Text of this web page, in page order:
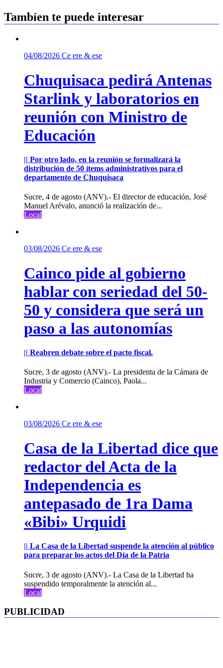
Tambíen te puede interesar
04/08/2026 Ce ere & ese
Chuquisaca pedirá Antenas
Starlink y laboratorios en
reunión con Ministro de
Educación
|| Por otro lado, en la reunión se formalizará la
distribución de 50 ítems administrativos para el
departamento de Chuquisaca
Sucre, 4 de agosto (ANV).- El director de educación, José
Manuel Arévalo, anunció la realización de...
Local
03/08/2026 Ce ere & ese
Cainco pide al gobierno
hablar con seriedad del 50-
50 y considera que será un
paso a las autonomías
|| Reabren debate sobre el pacto fiscal.
Sucre, 3 de agosto (ANV).- La presidenta de la Cámara de
Industria y Comercio (Cainco), Paola...
Local
03/08/2026 Ce ere & ese
Casa de la Libertad dice que
redactor del Acta de la
Independencia es
antepasado de 1ra Dama
«Bibi» Urquidi
|| La Casa de la Libertad suspende la atención al público
para preparar los actos del Día de la Patria
Sucre, 3 de agosto (ANV).- La Casa de la Libertad ha
suspendido temporalmente la atención al...
Local
PUBLICIDAD